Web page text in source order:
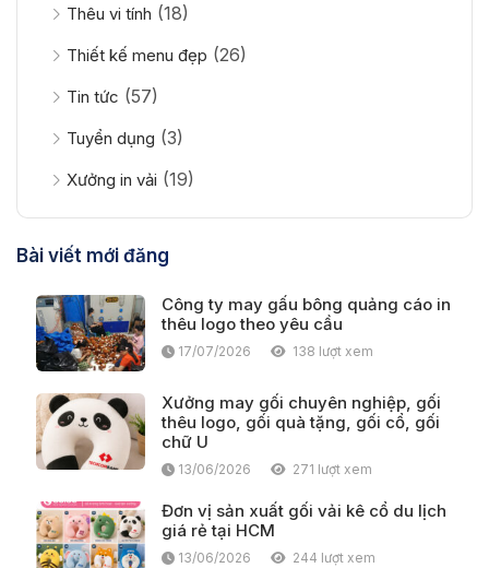
Thêu vi tính (18)
Thiết kế menu đẹp (26)
Tin tức (57)
Tuyển dụng (3)
Xưởng in vải (19)
Bài viết mới đăng
Công ty may gấu bông quảng cáo in
thêu logo theo yêu cầu
17/07/2026 138 lượt xem
Xưởng may gối chuyên nghiệp, gối
thêu logo, gối quà tặng, gối cổ, gối
chữ U
13/06/2026 271 lượt xem
Đơn vị sản xuất gối vải kê cổ du lịch
giá rẻ tại HCM
13/06/2026 244 lượt xem